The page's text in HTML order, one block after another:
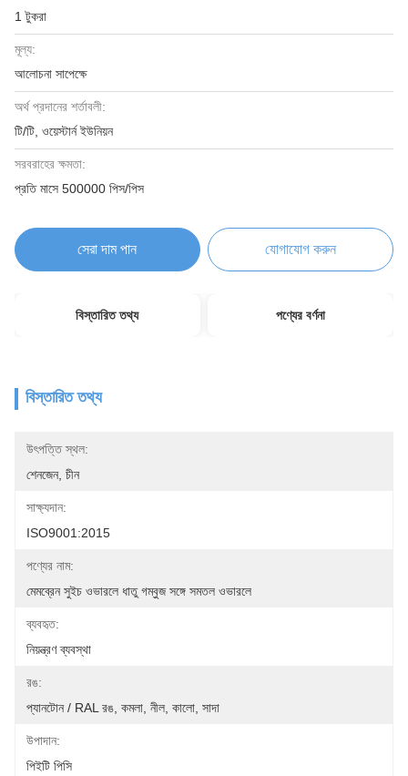
1 টুকরা
মূল্য:
আলোচনা সাপেক্ষে
অর্থ প্রদানের শর্তাবলী:
টি/টি, ওয়েস্টার্ন ইউনিয়ন
সরবরাহের ক্ষমতা:
প্রতি মাসে 500000 পিস/পিস
সেরা দাম পান যোগাযোগ করুন
বিস্তারিত তথ্য পণ্যের বর্ণনা
বিস্তারিত তথ্য
উৎপত্তি স্থল:
শেনজেন, চীন
সাক্ষ্যদান:
ISO9001:2015
পণ্যের নাম:
মেমব্রেন সুইচ ওভারলে ধাতু গম্বুজ সঙ্গে সমতল ওভারলে
ব্যবহৃত:
নিয়ন্ত্রণ ব্যবস্থা
রঙ:
প্যানটোন / RAL রঙ, কমলা, নীল, কালো, সাদা
উপাদান:
পিইটি পিসি